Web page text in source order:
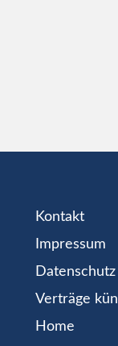
Kontakt
Impressum
Datenschutz
Verträge
Home